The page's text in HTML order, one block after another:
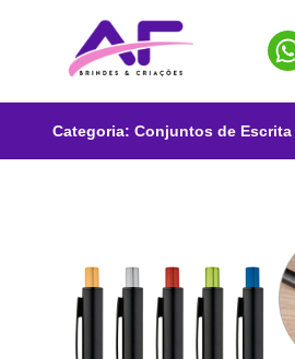
Categoria: Conjuntos de Escrita